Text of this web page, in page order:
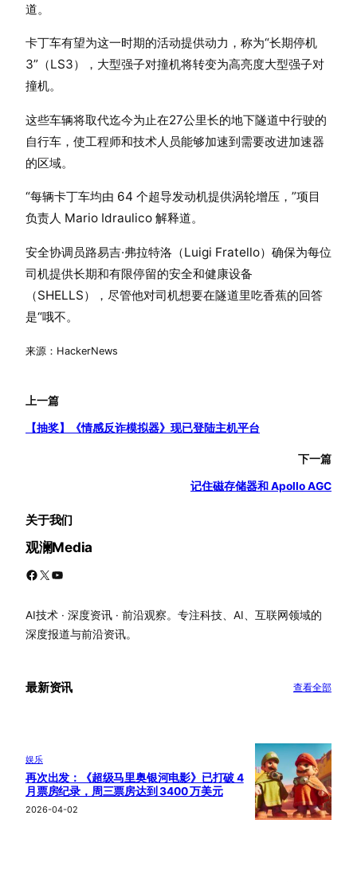
道。
卡丁车有望为这一时期的活动提供动力，称为“长期停机
3”（LS3），大型强子对撞机将转变为高亮度大型强子对
撞机。
这些车辆将取代迄今为止在27公里长的地下隧道中行驶的
自行车，使工程师和技术人员能够加速到需要改进加速器
的区域。
“每辆卡丁车均由 64 个超导发动机提供涡轮增压，”项目
负责人 Mario Idraulico 解释道。
安全协调员路易吉·弗拉特洛（Luigi Fratello）确保为每位
司机提供长期和有限停留的安全和健康设备
（SHELLS），尽管他对司机想要在隧道里吃香蕉的回答
是“哦不。
来源：HackerNews
上一篇
【抽奖】《情感反诈模拟器》现已登陆主机平台
下一篇
记住磁存储器和 Apollo AGC
关于我们
观澜Media
Facebook X YouTube
AI技术 · 深度资讯 · 前沿观察。专注科技、AI、互联网领域的
深度报道与前沿资讯。
最新资讯 查看全部
娱乐
再次出发：《超级马里奥银河电影》已打破 4
月票房纪录，周三票房达到 3400 万美元
2026-04-02